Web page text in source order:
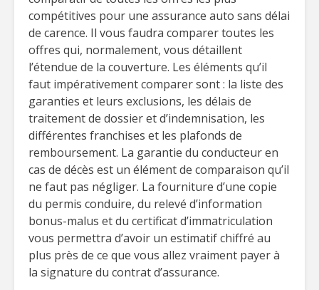
compétitives pour une assurance auto sans délai
de carence. Il vous faudra comparer toutes les
offres qui, normalement, vous détaillent
l’étendue de la couverture. Les éléments qu’il
faut impérativement comparer sont : la liste des
garanties et leurs exclusions, les délais de
traitement de dossier et d’indemnisation, les
différentes franchises et les plafonds de
remboursement. La garantie du conducteur en
cas de décès est un élément de comparaison qu’il
ne faut pas négliger. La fourniture d’une copie
du permis conduire, du relevé d’information
bonus-malus et du certificat d’immatriculation
vous permettra d’avoir un estimatif chiffré au
plus près de ce que vous allez vraiment payer à
la signature du contrat d’assurance.